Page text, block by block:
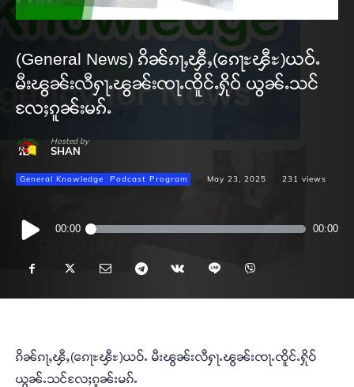
(General News) ၵိၼ်ၵႃႇၾီႇ(ၵေႃႊၾီႊ)ယဝ်ႉ
မီးၽွၼ်းလီႁႃႉၽွၼ်းၸႃႉၸိူင်ႉႁိုဝ် ယွၼ်ႉသင်
လႄႈၵူၼ်းမၵ်ႉ
Hosted by
SHAN
General Knowledge Podcast Program May 23, 2025 231 views
Audio
Player
00:00 00:00
ၵိၼ်ၵႃႇၾီႇ(ၵေႃႊၾီႊ)ယဝ်ႉ မီးၽွၼ်းလီႁႃႉၽွၼ်းၸႃႉၸိူင်ႉႁိုဝ်
ယွၼ်ႉသင်လႄႈၵူၼ်းမၵ်ႉ